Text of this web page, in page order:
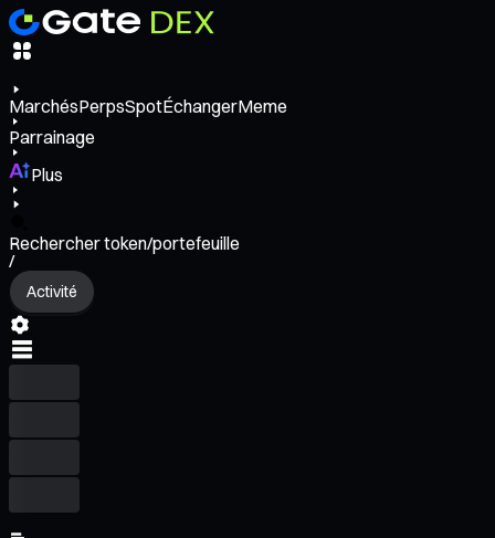
MarchésPerpsSpotÉchangerMeme
Parrainage
Plus
Rechercher token/portefeuille
/
Activité